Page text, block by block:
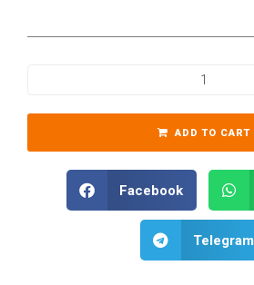
ADD TO CART
Facebook
Telegram